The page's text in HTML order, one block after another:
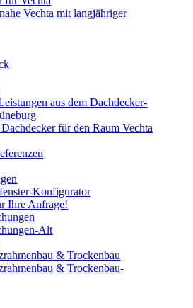
Vechta mit langjähriger
aus dem Dachdecker-
für den Raum Vechta
Konfigurator
Ihre Anfrage!
Alt
& Trockenbau
& Trockenbau-